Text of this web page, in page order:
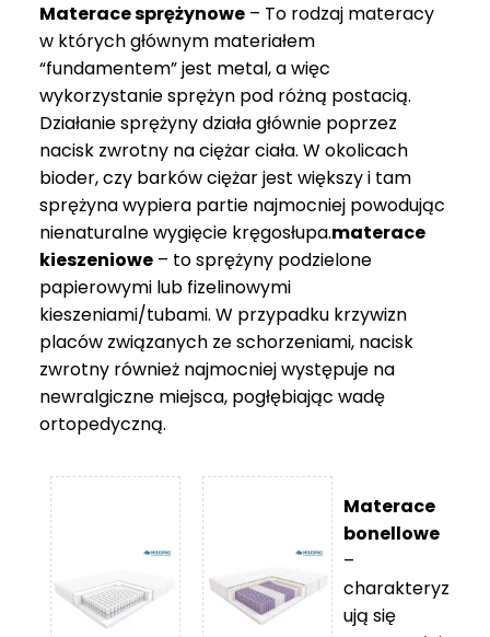
749 zł
Materace sprężynowe – To rodzaj materacy
w których głównym materiałem
“fundamentem” jest metal, a więc
wykorzystanie sprężyn pod różną postacią.
Działanie sprężyny działa głównie poprzez
nacisk zwrotny na ciężar ciała. W okolicach
bioder, czy barków ciężar jest większy i tam
sprężyna wypiera partie najmocniej powodując
nienaturalne wygięcie kręgosłupa.materace
kieszeniowe – to sprężyny podzielone
papierowymi lub fizelinowymi
kieszeniami/tubami. W przypadku krzywizn
placów związanych ze schorzeniami, nacisk
zwrotny również najmocniej występuje na
newralgiczne miejsca, pogłębiając wadę
ortopedyczną.
Materace
bonellowe
–
charakteryz
ują się